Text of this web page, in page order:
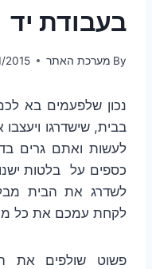
בעבודת יד
By מערכת האתר 2015
נכון שלפעמים בא
בבית, שישדרגו
לעשות ואתם גרים
כספים על בלטות
לשדרג את הבית
לקחת עמכם את כל
פשוט שולפים את